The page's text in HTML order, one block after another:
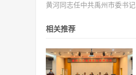
黄河同志任中共禹州市委书记
相关推荐